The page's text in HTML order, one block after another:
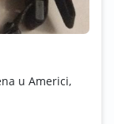
u Americi,